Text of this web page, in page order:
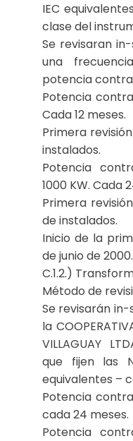
IEC
clase del
Se revisaran
una
potencia
Potencia
Cada 12 meses.
Primera
instalados.
Potencia
1000 KW. Cada
Primera
de instalados.
Inicio de la
de junio de 2000.
C.1.2.)
Método de
Se revisarán
la
VILLAGUAY
que fijen las
equivalentes –
Potencia
cada 24 meses.
Potencia